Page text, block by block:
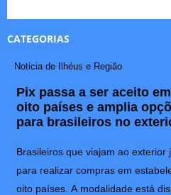
CATEGORIAS
Noticia de Ilhéus e Região
Pix passa a ser aceito
oito países e amplia
para brasileiros no
Brasileiros que viajam ao exterior
para realizar compras em
oito países. A modalidade está